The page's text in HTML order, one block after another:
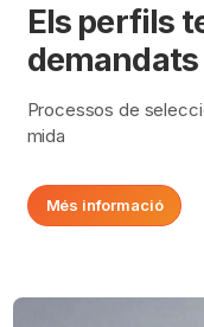
Els perfils
Processos de
mida
Més informació